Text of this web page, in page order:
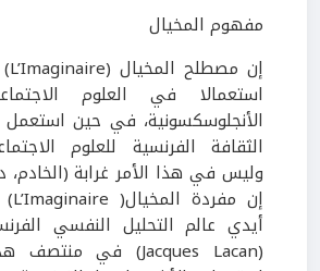
مفهوم المخيال
إن مصطلح المخيال (L’Imaginaire
)
استعمالا في العلوم
الأنجلوسكسونية، في حين
الثقافة الفرنسية للعلوم
وليس في هذا الأمر غرابة
إن مفردة المخيال( L’Imaginaire
)
أيدي عالم التحليل النفسي
(
Jacques Lacan) في منتصف